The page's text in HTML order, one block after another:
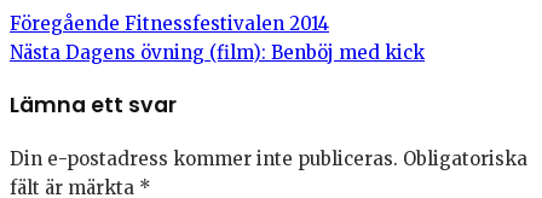
Föregående Fitnessfestivalen 2014
Nästa Dagens övning (film): Benböj med kick
Lämna ett svar
Din e-postadress kommer inte publiceras. Obligatoriska
fält är märkta *